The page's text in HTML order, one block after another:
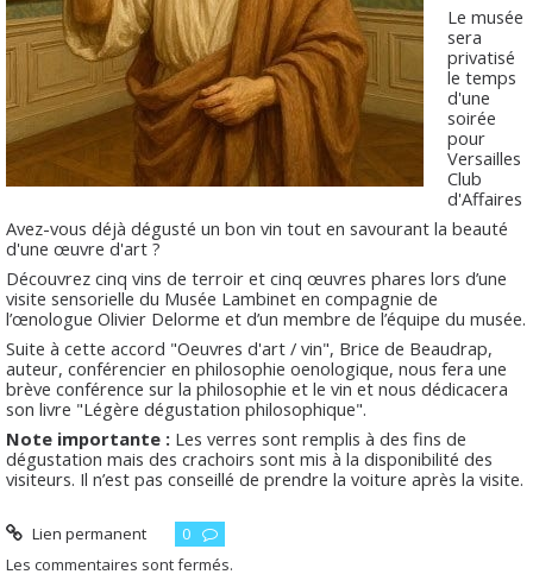
Le musée
sera
privatisé
le temps
d'une
soirée
pour
Versailles
Club
d'Affaires
Avez-vous déjà dégusté un bon vin tout en savourant la beauté
d'une œuvre d'art ?
Découvrez cinq vins de terroir et cinq œuvres phares lors d’une
visite sensorielle du Musée Lambinet en compagnie de
l’œnologue Olivier Delorme et d’un membre de l’équipe du musée.
Suite à cette accord "Oeuvres d'art / vin", Brice de Beaudrap,
auteur, conférencier en philosophie oenologique, nous fera une
brève conférence sur la philosophie et le vin et nous dédicacera
son livre "Légère dégustation philosophique".
Note importante : Les verres sont remplis à des fins de
dégustation mais des crachoirs sont mis à la disponibilité des
visiteurs. Il n’est pas conseillé de prendre la voiture après la visite.
Lien permanent
0
Les commentaires sont fermés.